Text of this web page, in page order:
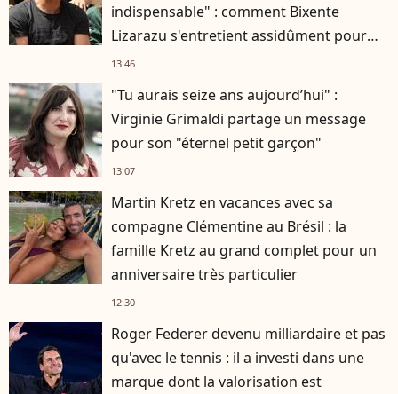
indispensable" : comment Bixente
Lizarazu s'entretient assidûment pour
rester musclé à 56 ans ?
13:46
"Tu aurais seize ans aujourd’hui" :
Virginie Grimaldi partage un message
pour son "éternel petit garçon"
13:07
Martin Kretz en vacances avec sa
compagne Clémentine au Brésil : la
famille Kretz au grand complet pour un
anniversaire très particulier
12:30
Roger Federer devenu milliardaire et pas
qu'avec le tennis : il a investi dans une
marque dont la valorisation est